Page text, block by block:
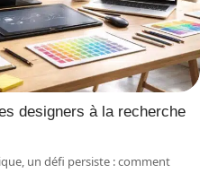
designers à la recherche
un défi persiste : comment